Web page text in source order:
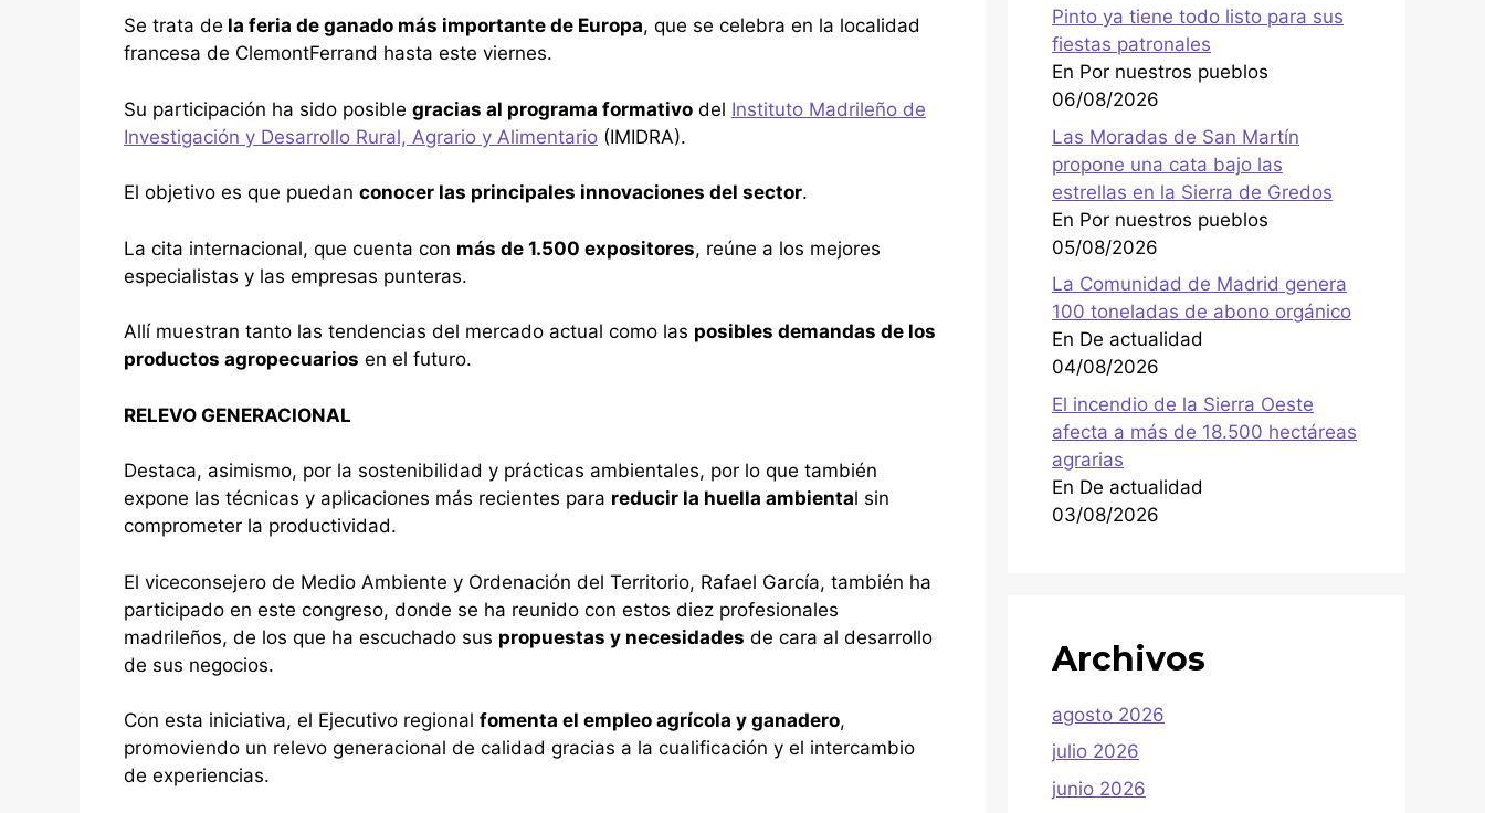
Se trata de la feria de ganado más importante de Europa, que se celebra en la localidad
francesa de ClemontFerrand hasta este viernes.
Su participación ha sido posible gracias al programa formativo del Instituto Madrileño de
Investigación y Desarrollo Rural, Agrario y Alimentario (IMIDRA).
El objetivo es que puedan conocer las principales innovaciones del sector.
La cita internacional, que cuenta con más de 1.500 expositores, reúne a los mejores
especialistas y las empresas punteras.
Allí muestran tanto las tendencias del mercado actual como las posibles demandas de los
productos agropecuarios en el futuro.
RELEVO GENERACIONAL
Destaca, asimismo, por la sostenibilidad y prácticas ambientales, por lo que también
expone las técnicas y aplicaciones más recientes para reducir la huella ambiental sin
comprometer la productividad.
El viceconsejero de Medio Ambiente y Ordenación del Territorio, Rafael García, también ha
participado en este congreso, donde se ha reunido con estos diez profesionales
madrileños, de los que ha escuchado sus propuestas y necesidades de cara al desarrollo
de sus negocios.
Con esta iniciativa, el Ejecutivo regional fomenta el empleo agrícola y ganadero,
promoviendo un relevo generacional de calidad gracias a la cualificación y el intercambio
de experiencias.
Pinto ya tiene todo listo para sus
fiestas patronales
En Por nuestros pueblos
06/08/2026
Las Moradas de San Martín
propone una cata bajo las
estrellas en la Sierra de Gredos
En Por nuestros pueblos
05/08/2026
La Comunidad de Madrid genera
100 toneladas de abono orgánico
En De actualidad
04/08/2026
El incendio de la Sierra Oeste
afecta a más de 18.500 hectáreas
agrarias
En De actualidad
03/08/2026
Archivos
agosto 2026
julio 2026
junio 2026